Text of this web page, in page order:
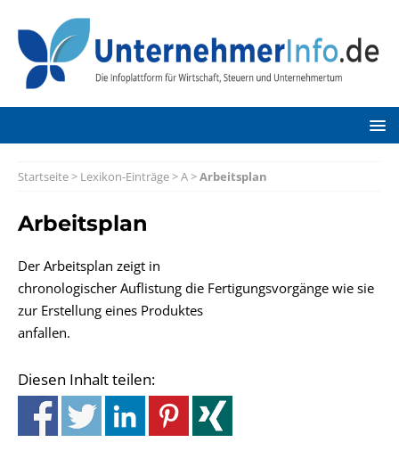
Startseite> Lexikon-Einträge>A>Arbeitsplan
Arbeitsplan
Der Arbeitsplan zeigt in
chronologischer Auflistung die Fertigungsvorgänge wie sie
zur Erstellung eines Produktes
anfallen.
Diesen Inhalt teilen: